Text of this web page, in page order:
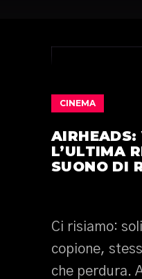
CINEMA
L’ULTIMA
SUONO DI
Ci risiamo:
copione,
che perdura.